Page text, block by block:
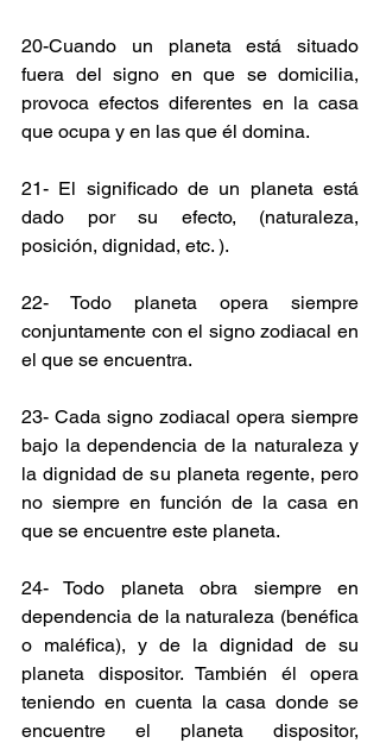
20-Cuando un planeta está situado
fuera del signo en que se domicilia,
provoca efectos diferentes en la casa
que ocupa y en las que él domina.
21- El significado de un planeta está
dado por su efecto, (naturaleza,
posición, dignidad, etc. ).
22- Todo planeta opera siempre
conjuntamente con el signo zodiacal en
el que se encuentra.
23- Cada signo zodiacal opera siempre
bajo la dependencia de la naturaleza y
la dignidad de su planeta regente, pero
no siempre en función de la casa en
que se encuentre este planeta.
24- Todo planeta obra siempre en
dependencia de la naturaleza (benéfica
o maléfica), y de la dignidad de su
planeta dispositor. También él opera
teniendo en cuenta la casa donde se
encuentre el planeta dispositor,